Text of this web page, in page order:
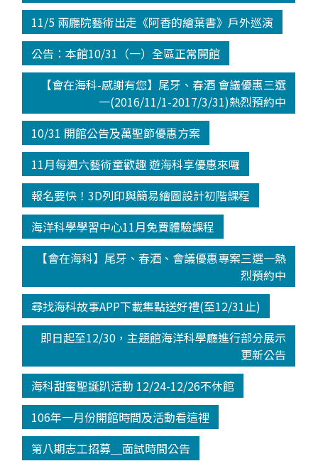
11/5 兩廳院藝術出走《阿香的繪葉書》戶外巡演
公告：本館10/31（一）全區正常開館
【會在海科-感謝有您】尾牙、春酒 會議優惠三選
一(2016/11/1-2017/3/31)熱烈預約中
10/31 開館公告及萬聖節優惠方案
11月每週六藝術童歡趣 遊海科享優惠來囉
報名要快！3D列印與簡易繪圖設計初階課程
海洋科學學習中心11月免費體驗課程
【會在海科】尾牙、春酒、會議優惠專案三選一熱
烈預約中
尋找海科故事APP下載集點送好禮(至12/31止)
即日起至12/30，主題館海洋科學廳進行部分展示
更新公告
海科甜蜜聖誕趴活動 12/24-12/26不休館
106年一月份開館時間及活動看這裡
第八期志工招募＿面試時間公告